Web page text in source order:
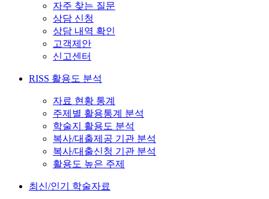
자주 찾는 질문
상담 신청
상담 내역 확인
고객제안
신고센터
RISS 활용도 분석
자료 현황 통계
주제별 활용통계 분석
학술지 활용도 분석
복사/대출제공 기관 분석
복사/대출신청 기관 분석
활용도 높은 주제
최신/인기 학술자료